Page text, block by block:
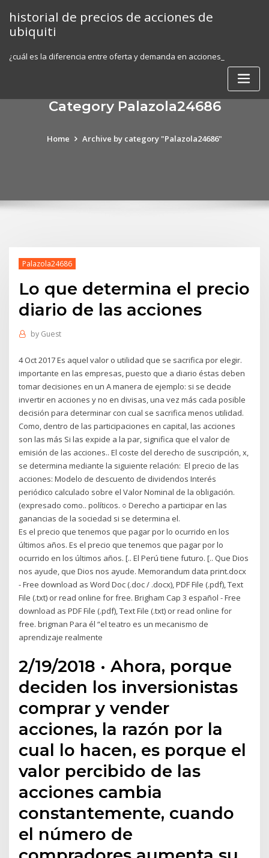
content
historial de precios de acciones de
ubiquiti
¿cuál es la diferencia entre oferta y demanda en acciones_
Category Palazola24686
Home Archive by category "Palazola24686"
Palazola24686
Lo que determina el precio
diario de las acciones
by Guest
4 Oct 2017 Es aquel valor o utilidad que se sacrifica por elegir.
importante en las empresas, puesto que a diario éstas deben
tomar decisiones en un A manera de ejemplo: si se decide
invertir en acciones y no en divisas, una vez más cada posible
decisión para determinar con cual se sacrifica menos utilidad.
Como, dentro de las participaciones en capital, las acciones
son las más Si las expide a la par, significa que el valor de
emisión de las acciones.. El coste del derecho de suscripción, x,
se determina mediante la siguiente relación: El precio de las
acciones: Modelo de descuento de dividendos Interés
periódico calculado sobre el Valor Nominal de la obligación.
(expresado como.. políticos. ○ Derecho a participar en las
ganancias de la sociedad si se determina el.
Es el precio que tenemos que pagar por lo ocurrido en los
últimos años. Es el precio que tenemos que pagar por lo
ocurrido en los últimos años. [.. El Perú tiene futuro. [.. Que Dios
nos ayude, que Dios nos ayude. Memorandum data print.docx
- Free download as Word Doc (.doc / .docx), PDF File (.pdf), Text
File (.txt) or read online for free. Brigham Cap 3 español - Free
download as PDF File (.pdf), Text File (.txt) or read online for
free. brigman Para él “el teatro es un mecanismo de
aprendizaje realmente
2/19/2018 · Ahora, porque
deciden los inversionistas
comprar y vender
acciones, la razón por la
cual lo hacen, es porque el
valor percibido de las
acciones cambia
constantemente, cuando
el número de